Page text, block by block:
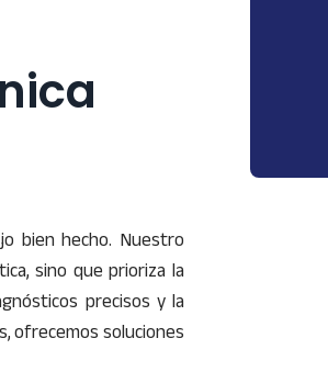
bien hecho. Nuestro
sino que prioriza la
precisos y la
ofrecemos soluciones